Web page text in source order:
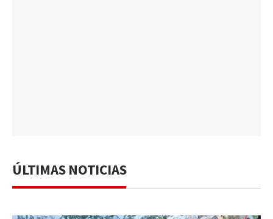
ÚLTIMAS NOTICIAS